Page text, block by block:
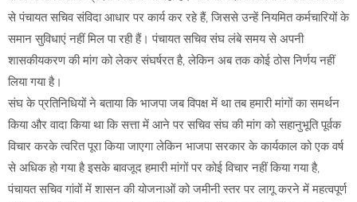
से पंचायत सचिव संविदा आधार पर कार्य कर रहे हैं, जिससे उन्हें नियमित कर्मचारियों के
समान सुविधाएं नहीं मिल पा रही हैं। पंचायत सचिव संघ लंबे समय से अपनी
शासकीयकरण की मांग को लेकर संघर्षरत है, लेकिन अब तक कोई ठोस निर्णय नहीं
लिया गया है।
संघ के प्रतिनिधियों ने बताया कि भाजपा जब विपक्ष में था तब हमारी मांगों का समर्थन
किया और वादा किया था कि सत्ता में आने पर सचिव संघ की मांग को सहानुभूति पूर्वक
विचार करके त्वरित पूरा किया जाएगा लेकिन भाजपा सरकार के कार्यकाल को एक वर्ष
से अधिक हो गया है इसके बावजूद हमारी मांगों पर कोई विचार नहीं किया गया है,
पंचायत सचिव गांवों में शासन की योजनाओं को जमीनी स्तर पर लागू करने में महत्वपूर्ण